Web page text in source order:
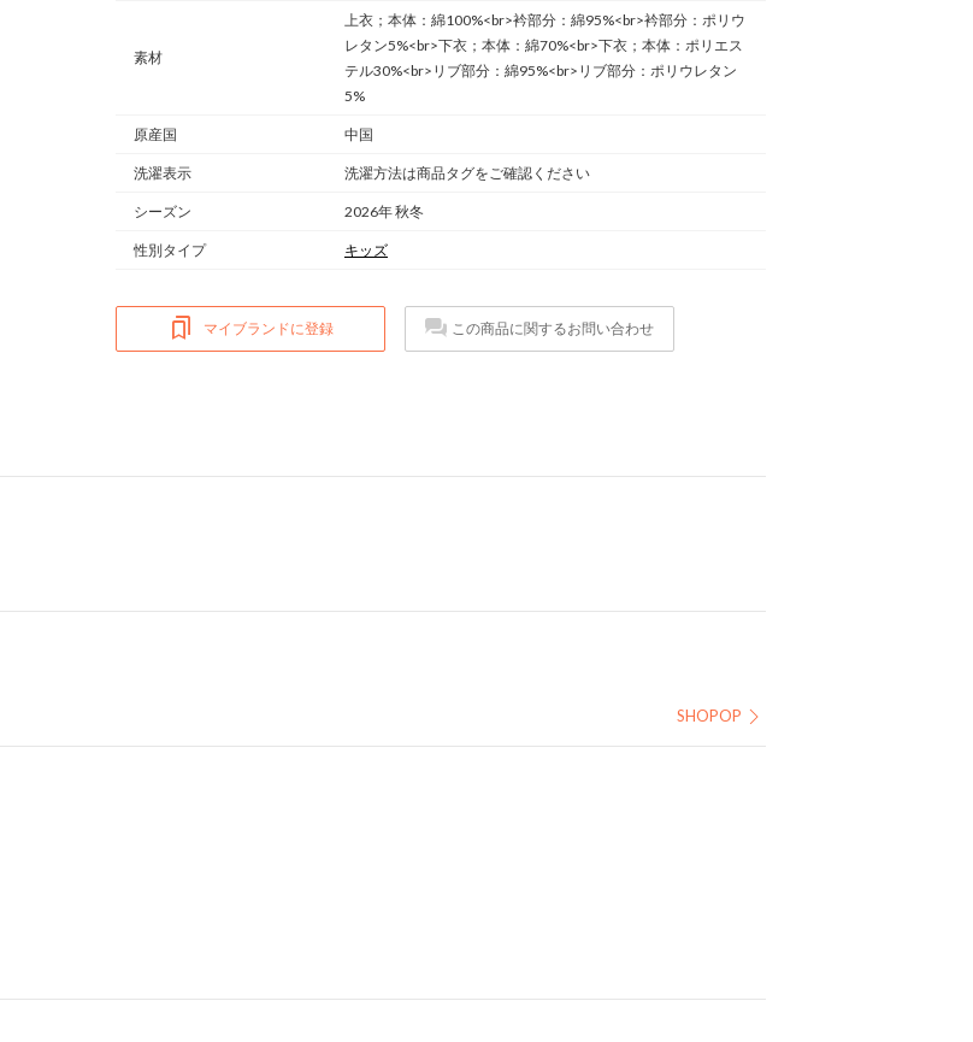
素材
上衣；本体：綿100%<br>衿部分：綿95%<br>衿部分：ポリウ
レタン5%<br>下衣；本体：綿70%<br>下衣；本体：ポリエス
テル30%<br>リブ部分：綿95%<br>リブ部分：ポリウレタン
5%
原産国 中国
洗濯表示 洗濯方法は商品タグをご確認ください
シーズン 2026年 秋冬
性別タイプ キッズ
マイブランドに登録 この商品に関するお問い合わせ
SHOPOP